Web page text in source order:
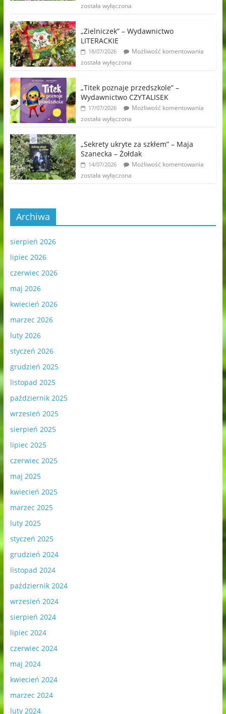
została wyłączona
„Zielniczek” – Wydawnictwo
LITERACKIE
18/07/2026
Możliwość komentowania
została wyłączona
„Titek poznaje przedszkole” –
Wydawnictwo CZYTALISEK
17/07/2026
Możliwość komentowania
została wyłączona
„Sekrety ukryte za szkłem” – Maja
Szanecka – Żołdak
14/07/2026
Możliwość komentowania
została wyłączona
Archiwa
sierpień 2026
lipiec 2026
czerwiec 2026
maj 2026
kwiecień 2026
marzec 2026
luty 2026
styczeń 2026
grudzień 2025
listopad 2025
październik 2025
wrzesień 2025
sierpień 2025
lipiec 2025
czerwiec 2025
maj 2025
kwiecień 2025
marzec 2025
luty 2025
styczeń 2025
grudzień 2024
listopad 2024
październik 2024
wrzesień 2024
sierpień 2024
lipiec 2024
czerwiec 2024
maj 2024
kwiecień 2024
marzec 2024
luty 2024